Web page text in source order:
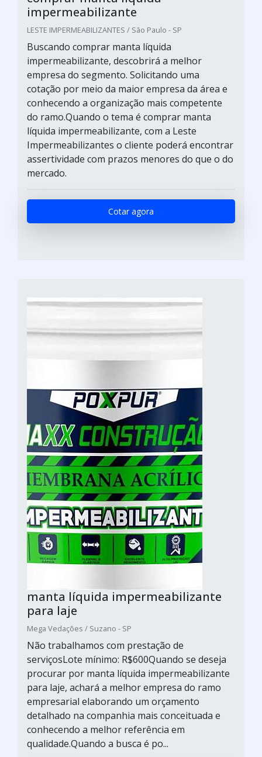
impermeabilizante
LESTE IMPERMEABILIZANTES / São Paulo - SP
Buscando comprar manta líquida
impermeabilizante, descobrirá a melhor
empresa do segmento. Solicitando uma
cotação por meio da maior empresa da área e
conhecendo a organização mais competente
do ramo.Quando o tema é comprar manta
líquida impermeabilizante, com a Leste
Impermeabilizantes o cliente poderá encontrar
assertividade com prazos menores do que o do
mercado.
Cotar agora
manta líquida impermeabilizante
para laje
Mega Vedações / Suzano - SP
Não trabalhamos com prestação de
serviçosLote mínimo: R$600Quando se deseja
procurar por manta líquida impermeabilizante
para laje, achará a melhor empresa do ramo
empresarial elaborando um orçamento
detalhado na companhia mais conceituada e
conhecendo a melhor referência em
qualidade.Quando a busca é po...